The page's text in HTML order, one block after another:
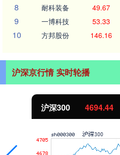
8 耐科装备 49.67
9 一博科技 53.33
10 方邦股份 146.16
沪深京行情 实时轮播
北证50